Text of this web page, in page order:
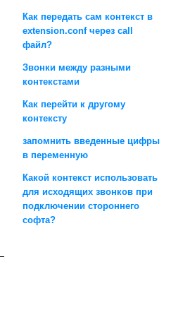
Как передать сам контекст в
extension.conf через call
файл?
Звонки между разными
контекстами
Как перейти к другому
контексту
запомнить введенные цифры
в переменную
Какой контекст использовать
для исходящих звонков при
подключении стороннего
софта?